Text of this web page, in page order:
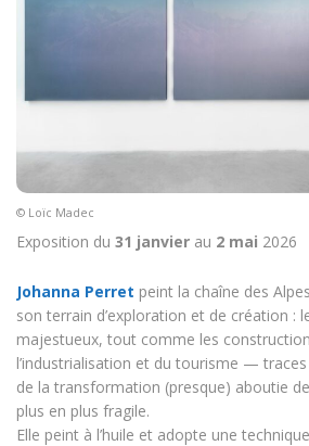
© Loïc Madec
Exposition du 31 janvier au 2 mai 2026
Johanna Perret peint la chaîne des
son terrain d’exploration et de création :
majestueux, tout comme les
l’industrialisation et du tourisme —
de la transformation (presque) aboutie
plus en plus fragile.
Elle peint à l’huile et adopte une